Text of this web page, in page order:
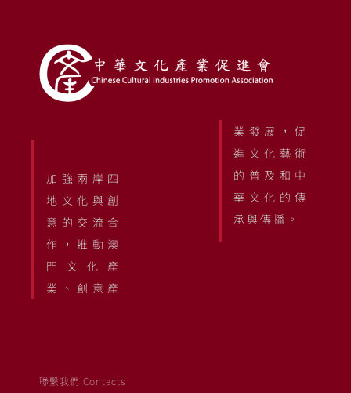
加強兩岸四
地文化與創
意的交流合
作，推動澳
門文化產
業、創意產
業發展，促
進文化藝術
的普及和中
華文化的傳
承與傳播。
聯繫我們 Contacts